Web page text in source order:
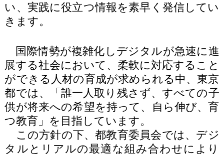
い、実践に役立つ情報を素早く発信してい
きます。
国際情勢が複雑化しデジタルが急速に進
展する社会において、柔軟に対応すること
ができる人材の育成が求められる中、東京
都では、「誰一人取り残さず、すべての子
供が将来への希望を持って、自ら伸び、育
つ教育」を目指しています。
この方針の下、都教育委員会では、デジ
タルとリアルの最適な組み合わせにより